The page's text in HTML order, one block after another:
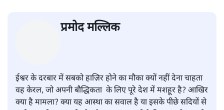
या पुरुषवादी सोच, सच क्या है?
देश| प्रमोद मल्लिक| 17 NOV, 2019